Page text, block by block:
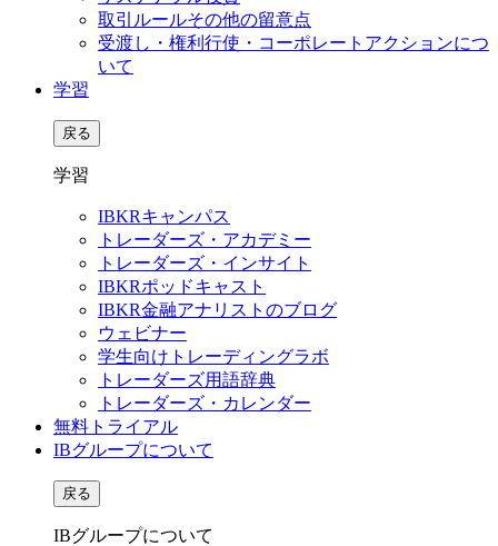
取引ルールその他の留意点
受渡し・権利行使・コーポレートアクションにつ
いて
学習
戻る
学習
IBKRキャンパス
トレーダーズ・アカデミー
トレーダーズ・インサイト
IBKRポッドキャスト
IBKR金融アナリストのブログ
ウェビナー
学生向けトレーディングラボ
トレーダーズ用語辞典
トレーダーズ・カレンダー
無料トライアル
IBグループについて
戻る
IBグループについて